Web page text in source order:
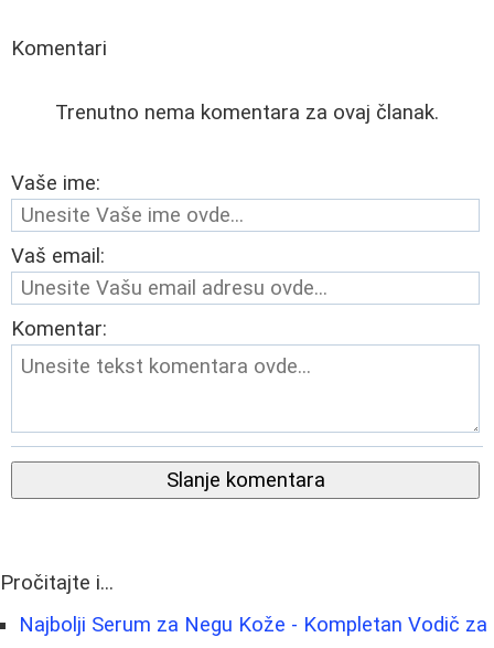
Komentari
Trenutno nema komentara za ovaj članak.
Vaše ime:
Vaš email:
Komentar:
Slanje komentara
Pročitajte i...
Najbolji Serum za Negu Kože - Kompletan Vodič za